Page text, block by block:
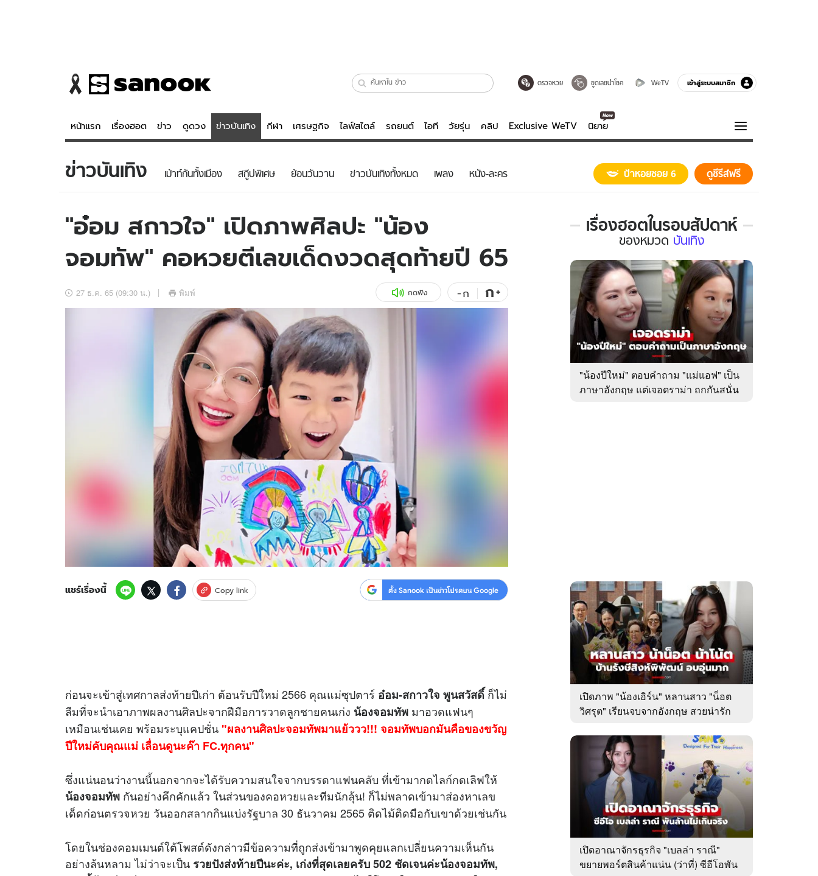
ตรวจหวย ขูดเลขนำโชค WeTV เข้าสู่ระบบสมาชิก
หน้าแรก เรื่องฮอต ข่าว ดูดวง ข่าวบันเทิง กีฬา เศรษฐกิจ ไลฟ์สไตล์ รถยนต์ ไอที วัยรุ่น คลิป Exclusive WeTV นิยาย
ข่าว
ข่าวบันเทิง
ข่าวกีฬา
ข่าวเศรษฐกิจ
อัปเดตจีน
เช็กข่าวชัวร์
ดูดวง - ตรวจหวย
สถิติหวยไทย
หวยลาว
ไลฟ์สไตล์
วัยรุ่น
ไอที
รถยนต์
สุขภาพ
เที่ยว-กิน
Tasteful Thailand
Sanook Choice
บันเทิงครบรส
คลิป
พอดแคสต์
ดูทีวี
WeTV
ความรู้รอบตัว
ฮาวทู
ติดตามสนุกโซเชียลได้ที่
บริษัท อิมเมจ ฟิวเจอร์ (ประเทศไทย) จำกัด
ข่าวบันเทิง เม้าท์กันทั้งเมือง สกู๊ปพิเศษ ย้อนวันวาน ข่าวบันเทิงทั้งหมด เพลง หนัง-ละคร ป้าหอยซอย 6 ดูซีรีส์ฟรี
"อ๋อม สกาวใจ" เปิดภาพศิลปะ "น้อง
จอมทัพ" คอหวยตีเลขเด็ดงวดสุดท้ายปี 65
27 ธ.ค. 65 (09:30 น.) พิมพ์ กดฟัง -ก ก+
แชร์เรื่องนี้ Copy link ตั้ง Sanook เป็นข่าวโปรดบน Google
ก่อนจะเข้าสู่เทศกาลส่งท้ายปีเก่า ต้อนรับปีใหม่ 2566 คุณแม่ซุปตาร์ อ๋อม-สกาวใจ พูนสวัสดิ์ก็ไม่
ลืมที่จะนำเอาภาพผลงานศิลปะจากฝีมือการวาดลูกชายคนเก่ง น้องจอมทัพ มาอวดแฟนๆ
เหมือนเช่นเคย พร้อมระบุแคปชั่น"ผลงานศิลปะจอมทัพมาแย้ววว!!! จอมทัพบอกมันคือของขวัญ
ปีใหม่คับคุณแม่ เลื่อนดูนะค๊า FC.ทุกคน"
ซึ่งแน่นอนว่างานนี้นอกจากจะได้รับความสนใจจากบรรดาแฟนคลับ ที่เข้ามากดไลก์กดเลิฟให้
น้องจอมทัพ กันอย่างคึกคักแล้ว ในส่วนของคอหวยและทีมนักลุ้น! ก็ไม่พลาดเข้ามาส่องหาเลข
เด็ดก่อนตรวจหวย วันออกสลากกินแบ่งรัฐบาล 30 ธันวาคม 2565 ติดไม้ติดมือกับเขาด้วยเช่นกัน
โดยในช่องคอมเมนต์ใต้โพสต์ดังกล่าวมีข้อความที่ถูกส่งเข้ามาพูดคุยแลกเปลี่ยนความเห็นกัน
อย่างล้นหลาม ไม่ว่าจะเป็น รวยปังส่งท้ายปีนะค่ะ, เก่งที่สุดเลยครับ 502 ชัดเจนค่ะน้องจอมทัพ,
เรื่องฮอตในรอบสัปดาห์
เรื่อง
ใน
รอบ
สัปดาห์
ของ
หมวด
บันเทิง
ของหมวด บันเทิง
"น้องปีใหม่" ตอบคำถาม "แม่แอฟ" เป็น
ภาษาอังกฤษ แต่เจอดราม่า ถกกันสนั่น
เปิดภาพ "น้องเอิร์น" หลานสาว "น็อต
วิศรุต" เรียนจบจากอังกฤษ สวยน่ารัก
เปิดอาณาจักรธุรกิจ "เบลล่า ราณี"
ขยายพอร์ตสินค้าแน่น (ว่าที่) ซีอีโอพัน